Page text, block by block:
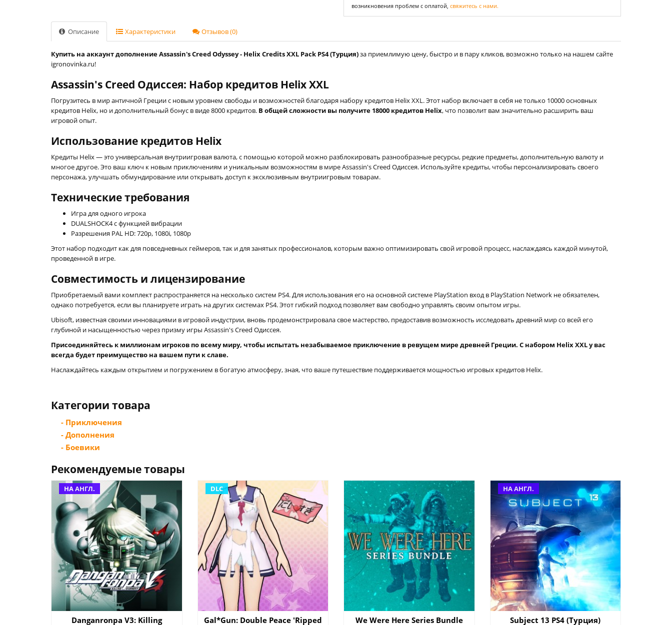
возникновения проблем с оплатой, свяжитесь с нами.
Описание Характеристики Отзывов (0)
Купить на аккаунт дополнение Assassin's Creed Odyssey - Helix Credits XXL Pack PS4 (Турция)за приемлимую цену, быстро и в пару кликов, возможно только на нашем сайте
igronovinka.ru!
Assassin's Creed Одиссея: Набор кредитов Helix XXL
Погрузитесь в мир античной Греции с новым уровнем свободы и возможностей благодаря набору кредитов Helix XXL. Этот набор включает в себя не только 10000 основных
кредитов Helix, но и дополнительный бонус в виде 8000 кредитов. В общей сложности вы получите 18000 кредитов Helix, что позволит вам значительно расширить ваш
игровой опыт.
Использование кредитов Helix
Кредиты Helix — это универсальная внутриигровая валюта, с помощью которой можно разблокировать разнообразные ресурсы, редкие предметы, дополнительную валюту и
многое другое. Это ваш ключ к новым приключениям и уникальным возможностям в мире Assassin's Creed Одиссея. Используйте кредиты, чтобы персонализировать своего
персонажа, улучшать обмундирование или открывать доступ к эксклюзивным внутриигровым товарам.
Технические требования
Игра для одного игрока
DUALSHOCK4 с функцией вибрации
Разрешения PAL HD: 720p, 1080i, 1080p
Этот набор подходит как для повседневных геймеров, так и для занятых профессионалов, которым важно оптимизировать свой игровой процесс, наслаждаясь каждой минутой,
проведенной в игре.
Совместимость и лицензирование
Приобретаемый вами комплект распространяется на несколько систем PS4. Для использования его на основной системе PlayStation вход в PlayStation Network не обязателен,
однако потребуется, если вы планируете играть на других системах PS4. Этот гибкий подход позволяет вам свободно управлять своим опытом игры.
Ubisoft, известная своими инновациями в игровой индустрии, вновь продемонстрировала свое мастерство, предоставив возможность исследовать древний мир со всей его
глубиной и насыщенностью через призму игры Assassin's Creed Одиссея.
Присоединяйтесь к миллионам игроков по всему миру, чтобы испытать незабываемое приключение в ревущем мире древней Греции. С набором Helix XXL у вас
всегда будет преимущество на вашем пути к славе.
Наслаждайтесь каждым открытием и погружением в богатую атмосферу, зная, что ваше путешествие поддерживается мощностью игровых кредитов Helix.
Категории товара
- Приключения
- Дополнения
- Боевики
Рекомендуемые товары
НА АНГЛ.
Danganronpa V3: Killing
DLC
Gal*Gun: Double Peace 'Ripped
We Were Here Series Bundle
НА АНГЛ.
Subject 13 PS4 (Турция)